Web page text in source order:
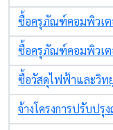
ซื้อครุภัณฑ์คอมพิวเต
ซื้อครุภัณฑ์คอมพิวเต
ซื้อวัสดุไฟฟ้าและวิท
จ้างโครงการปรับป